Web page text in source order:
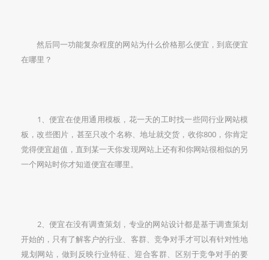
然后同一功能复杂程度的网站为什么价格那么便宜，到底便宜
在哪里？
1、便宜在使用通用模板，花一天的工时找一些同行业网站模
板，改些图片，甚至只改个名称、地址就交货，收你800，你肯定
觉得便宜超值，直到某一天你发现网站上还有和你网站很相似的另
一个网站时你才知道便宜在哪里。
2、便宜在没有调查策划，专业的网站设计都是基于调查策划
开始的，只有了解客户的行业、客群、竞争对手才可以有针对性地
规划网站，做到反映行业特征、迎合客群、区别于竞争对手的要